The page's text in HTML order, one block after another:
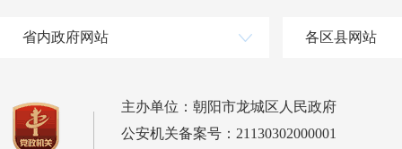
省内政府网站 各区县网站
主办单位：朝阳市龙城区人民政府
公安机关备案号：21130302000001